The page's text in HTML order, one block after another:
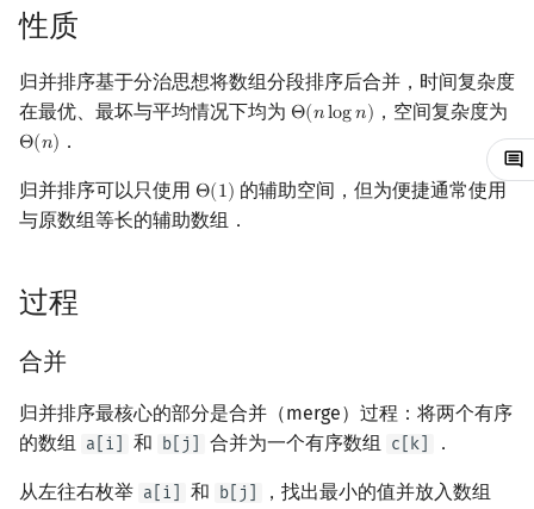
格式手册
数学符号表
F.A.Q.
镜像站列表
学习资源
技巧
出题
Notepad++
Dev-C++
GUIDE
Sublime Text
命令行编译与调试
编译器
WSL (Windows 10)
Special Judge
Checker
Polygon
OJ 工具
LaTeX 入门
Git
高级数据类型
文件操作
pair
常量
Lambda 表达式
C++ 与其他常用语言的区别
Pascal 转 C++ 急救
Python 速成
Java 速成
实现
分治法实现归并排序
实现
倍增法实现归并排序
逆序对
外部链接
启发式搜索
A*
迭代加深搜索
IDA*
Dancing Links
Alpha–Beta 剪枝
优化
区间 DP
DAG 上的 DP
树形 DP
状压 DP
插头 DP
计数 DP
动态 DP
概率 DP
WQS 二分
字符串哈希
字典树 (Trie)
前缀函数与 KMP 算法
Boyer–Moore 算法
AC 自动机
后缀数组 (SA)
后缀自动机 (SAM)
后缀平衡树
二进制集合操作
高精度计算
快速幂
置换和排列
复数
数论
筛法
裴蜀定理 & 一次不定方程
中国剩余定理
升幂引理
多项式与生成函数
Chirp Z 变换
多项式多点求值|快速插值
符号化方法
Lagrange 反演
组合数学
卡特兰数
贝尔数
分拆数
范德蒙德卷积
行列式
线性基
Jordan标准型
哈希表
并查集
堆
块状数据结构
单调队列
ST 表
树状数组
线段树
Kinetic Tournament Tree
笛卡尔树
AVL 树
可持久化可并堆
BFS（图论）
树上问题 树链剖分
虚树
树哈希
树上随机游走
有向无环图
拓扑排序
生成树问题
斯坦纳树
拆点
连通性相关
Stoer–Wagner 算法
稳定匹配
Pick 定理
三角剖分
凸包
扫描线
半平面交
平面最近点对
随机增量法
反演变换
分数规划
随机化
悬线法
有限状态自动机
字节顺序
约瑟夫问题
表达式求值
在一台机器上规划任务
性质
归并排序基于分治思想将数组分段排序后合并，时间复杂度
在最优、最坏与平均情况下均为 Θ(𝑛log𝑛)
Θ(nlogn) ，空间复杂度为
Θ(𝑛)
Θ(n) ．
归并排序可以只使用 Θ(1)
Θ(1)
的辅助空间，但为便捷通常使用
与原数组等长的辅助数组．
过程
合并
归并排序最核心的部分是合并（merge）过程：将两个有序
的数组
a[i] 和 b[j] 合并为一个有序数组 c[k] ．
从左往右枚举 a[i] 和 b[j] ，找出最小的值并放入数组